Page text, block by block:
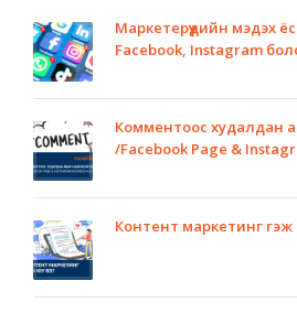
Маркетерүүдийн мэдэх
Facebook, Instagram
Комментоос худалдан
/Facebook Page &
Контент маркетинг гэж